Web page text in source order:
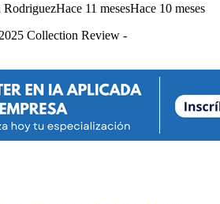
RodriguezHace 11 mesesHace 10 meses